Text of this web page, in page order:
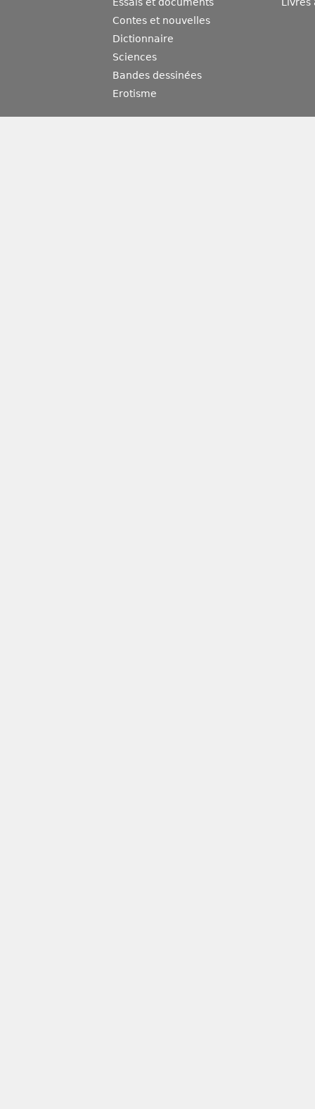
Essais et documents
Contes et nouvelles
Dictionnaire
Sciences
Bandes dessinées
Erotisme
Livres